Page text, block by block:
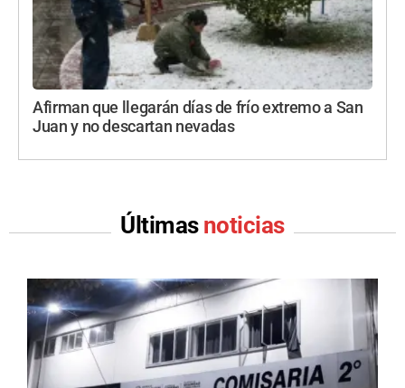
Afirman que llegarán días de frío extremo a San
Juan y no descartan nevadas
Últimas noticias